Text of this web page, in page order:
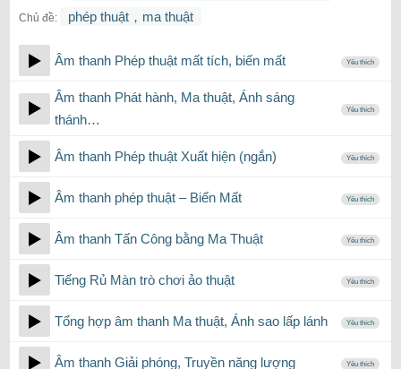
Chủ đề: phép thuật，ma thuật
Âm thanh Phép thuật mất tích, biến mất Yêu thích
Âm thanh Phát hành, Ma thuật, Ánh sáng
thánh…
Yêu thích
Âm thanh Phép thuật Xuất hiện (ngắn) Yêu thích
Âm thanh phép thuật – Biến Mất Yêu thích
Âm thanh Tấn Công bằng Ma Thuật Yêu thích
Tiếng Rủ Màn trò chơi ảo thuật Yêu thích
Tổng hợp âm thanh Ma thuật, Ánh sao lấp lánh Yêu thích
Âm thanh Giải phóng, Truyền năng lượng Yêu thích